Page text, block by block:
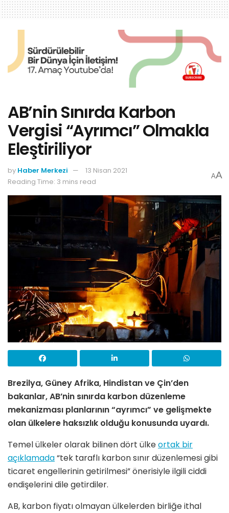
AB’nin Sınırda Karbon
Vergisi “Ayrımcı” Olmakla
Eleştiriliyor
by Haber Merkezi
13 Nisan 2021
Reading Time: 3 mins read
AA
Brezilya, Güney Afrika, Hindistan ve Çin’den
bakanlar, AB’nin sınırda karbon düzenleme
mekanizması planlarının “ayrımcı” ve gelişmekte
olan ülkelere haksızlık olduğu konusunda uyardı.
Temel ülkeler olarak bilinen dört ülkeortak bir
açıklamada“tek taraflı karbon sınır düzenlemesi gibi
ticaret engellerinin getirilmesi” önerisiyle ilgili ciddi
endişelerini dile getirdiler.
AB, karbon fiyatı olmayan ülkelerden birliğe ithal